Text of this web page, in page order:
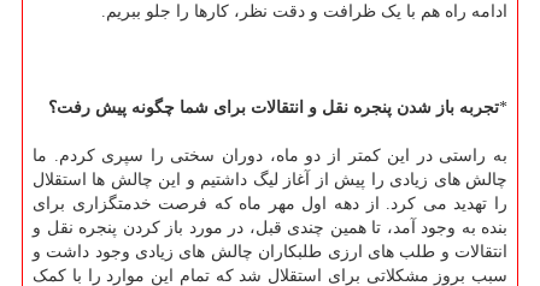
ادامه راه هم با یک ظرافت و دقت نظر، کارها را جلو ببریم.
*تجربه باز شدن پنجره نقل و انتقالات برای شما چگونه پیش رفت؟
به راستی در این کمتر از دو ماه، دوران سختی را سپری کردم. ما
چالش های زیادی را پیش از آغاز لیگ داشتیم و این چالش ها استقلال
را تهدید می کرد. از دهه اول مهر ماه که فرصت خدمتگزاری برای
بنده به وجود آمد، تا همین چندی قبل، در مورد باز کردن پنجره نقل و
انتقالات و طلب های ارزی طلبکاران چالش های زیادی وجود داشت و
سبب بروز مشکلاتی برای استقلال شد که تمام این موارد را با کمک